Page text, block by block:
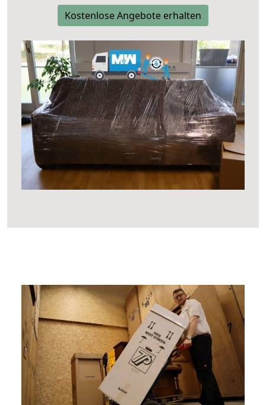
Kostenlose Angebote erhalten